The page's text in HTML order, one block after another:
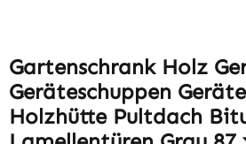
Gartenschrank Holz
Geräteschuppen
Holzhütte Pultdach